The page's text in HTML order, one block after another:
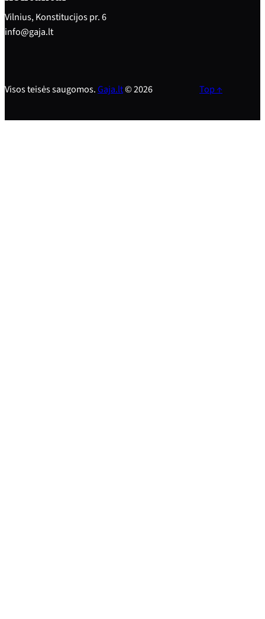
Vilnius, Konstitucijos pr. 6
info@gaja.lt
Visos teisės saugomos.Gaja.lt© 2026 Top ↑